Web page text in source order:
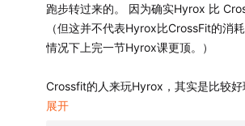
【嘉宾】
袁放，Hyrox中国区负责人
夏禹，Hyrox官方教练，多场赛事参赛
跑步转过来的。 因为确实Hyrox 比
（但这并不代表Hyrox比CrossFit的消
情况下上完一节Hyrox课更顶。）
Crossfit的人来玩Hyrox，其实是比较
作可以认为是超简化版的、同时更注重
展开